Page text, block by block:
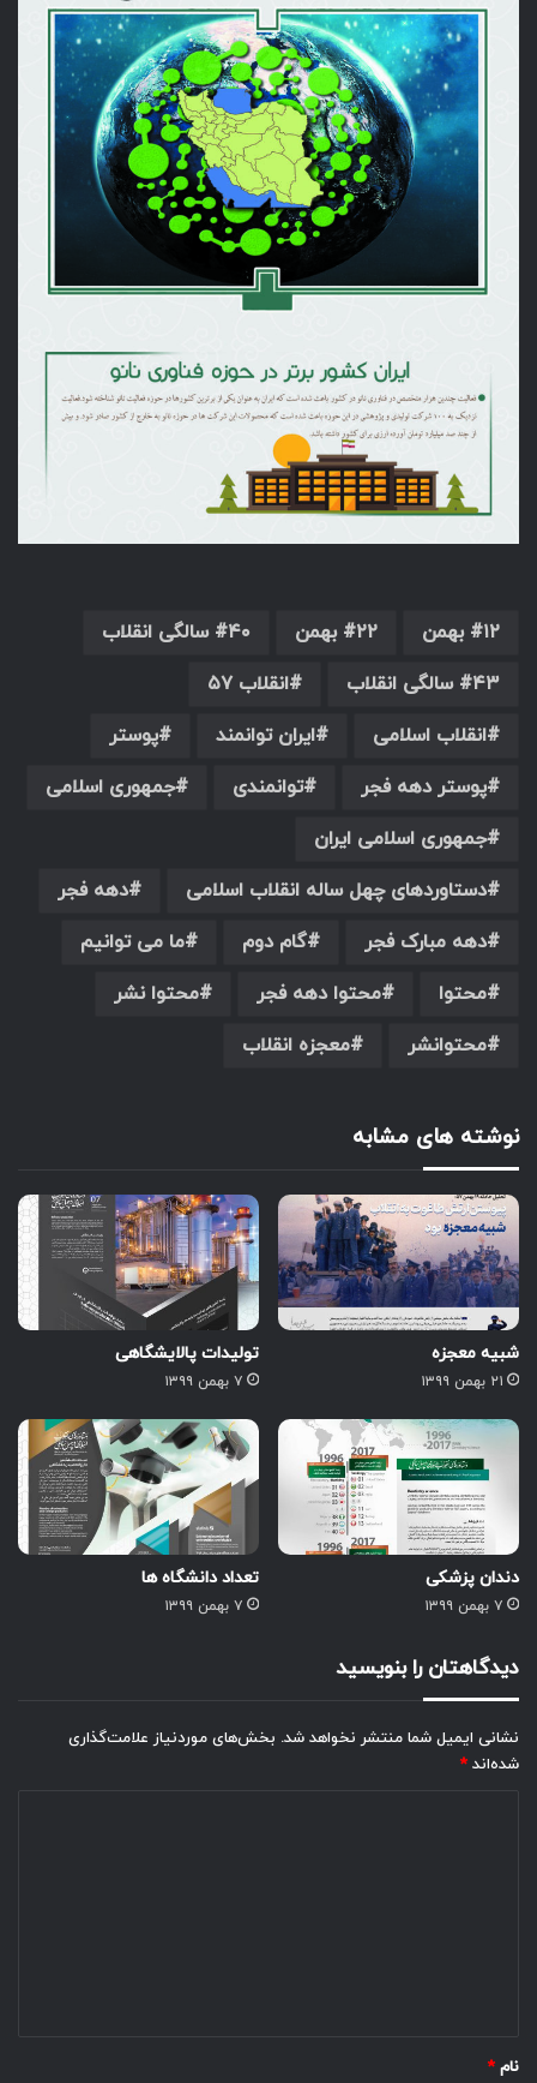
۱۲ بهمن ۲۲ بهمن
۴۰ سالگی انقلاب
۴۳ سالگی انقلاب
انقلاب ۵۷
انقلاب اسلامی
ایران توانمند
پوستر
پوستر دهه فجر
توانمندی
جمهوری اسلامی
جمهوری اسلامی ایران
دستاوردهای چهل ساله انقلاب اسلامی
دهه فجر
دهه مبارک فجر
گام دوم
ما می توانیم
محتوا
محتوا دهه فجر
محتوا نشر
محتوانشر
معجزه انقلاب
نوشته های مشابه
شبیه معجزه
۲۱ بهمن ۱۳۹۹
تولیدات پالایشگاهی
۷ بهمن ۱۳۹۹
دندان پزشکی
۷ بهمن ۱۳۹۹
تعداد دانشگاه ها
۷ بهمن ۱۳۹۹
دیدگاهتان را بنویسید
نشانی ایمیل شما منتشر نخواهد شد. بخش‌های موردنیاز علامت‌گذاری
شده‌اند *
نام *